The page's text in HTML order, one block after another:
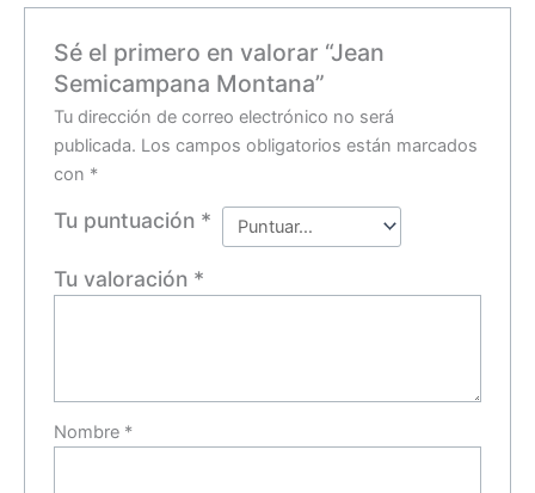
Sé el primero en valorar “Jean
Semicampana Montana”
Tu dirección de correo electrónico no será
publicada. Los campos obligatorios están marcados
con *
Tu puntuación *
Tu valoración *
Nombre *